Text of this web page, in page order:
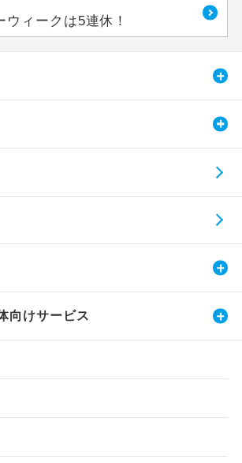
ィークは5連休！
向けサービス